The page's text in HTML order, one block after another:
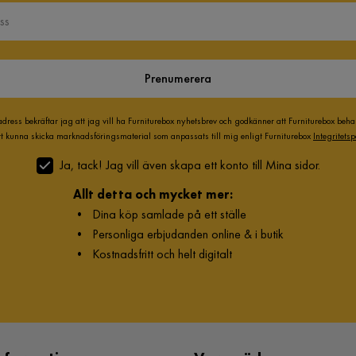
Prenumerera
bekräftar jag att jag vill ha Furniturebox nyhetsbrev och godkänner att Furniturebox
kunna skicka marknadsföringsmaterial som anpassats till mig enligt Furniturebox
Ja, tack! Jag vill även skapa ett konto till Mina sidor.
Allt detta och mycket mer:
• Dina köp samlade på ett ställe
• Personliga erbjudanden online & i butik
• Kostnadsfritt och helt digitalt